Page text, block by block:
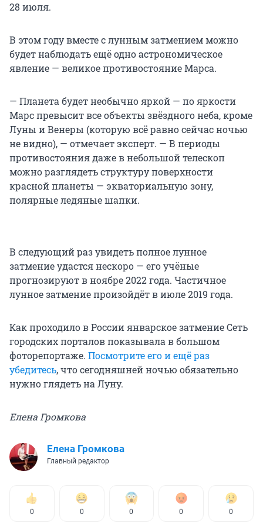
28 июля.
В этом году вместе с лунным затмением можно
будет наблюдать ещё одно астрономическое
явление — великое противостояние Марса.
— Планета будет необычно яркой — по яркости
Марс превысит все объекты звёздного неба, кроме
Луны и Венеры (которую всё равно сейчас ночью
не видно), — отмечает эксперт. — В периоды
противостояния даже в небольшой телескоп
можно разглядеть структуру поверхности
красной планеты — экваториальную зону,
полярные ледяные шапки.
В следующий раз увидеть полное лунное
затмение удастся нескоро — его учёные
прогнозируют в ноябре 2022 года. Частичное
лунное затмение произойдёт в июле 2019 года.
Как проходило в России январское затмение Сеть
городских порталов показывала в большом
фоторепортаже. Посмотрите его и ещё раз
убедитесь, что сегодняшней ночью обязательно
нужно глядеть на Луну.
Елена Громкова
Елена Громкова
Главный редактор
0 0 0 0 0